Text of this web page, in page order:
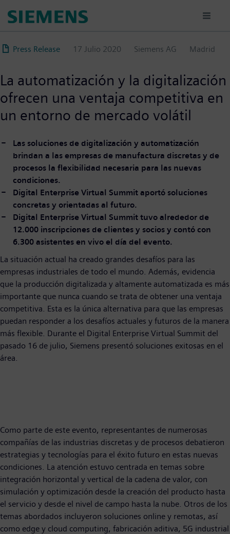
principal
Press Release 17 Julio 2020 Siemens AG Madrid
La automatización y la digitalización
ofrecen una ventaja competitiva en
un entorno de mercado volátil
Las soluciones de digitalización y automatización
brindan a las empresas de manufactura discretas y de
procesos la flexibilidad necesaria para las nuevas
condiciones.
Digital Enterprise Virtual Summit aportó soluciones
concretas y orientadas al futuro.
Digital Enterprise Virtual Summit tuvo alrededor de
12.000 inscripciones de clientes y socios y contó con
6.300 asistentes en vivo el día del evento.
La situación actual ha creado grandes desafíos para las
empresas industriales de todo el mundo. Además, evidencia
que la producción digitalizada y altamente automatizada es más
importante que nunca cuando se trata de obtener una ventaja
competitiva. Esta es la única alternativa para que las empresas
puedan responder a los desafíos actuales y futuros de la manera
más flexible. Durante el Digital Enterprise Virtual Summit del
pasado 16 de julio, Siemens presentó soluciones exitosas en el
área.
Como parte de este evento, representantes de numerosas
compañías de las industrias discretas y de procesos debatieron
estrategias y tecnologías para el éxito futuro en estas nuevas
condiciones. La atención estuvo centrada en temas sobre
integración horizontal y vertical de la cadena de valor, con
simulación y optimización desde la creación del producto hasta
el servicio y desde el nivel de campo hasta la nube. Otros de los
temas abordados incluyeron soluciones online y remotas, así
como edge y cloud computing, fabricación aditiva, 5G industrial